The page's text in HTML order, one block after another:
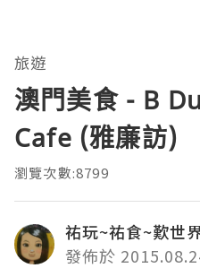
旅遊
澳門美食 - B
Cafe (雅廉訪)
瀏覽次數:8799
祐玩~祐食~歎世
發佈於